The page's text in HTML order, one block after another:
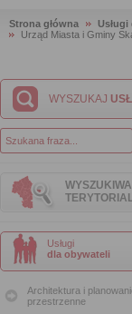
Strona główna
Urząd Miasta i Gminy
WYSZUKAJ
Usługi
dla obywateli
Architektura i
przestrzenne